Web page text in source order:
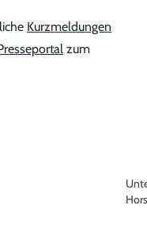
Kurzmeldungen
zum